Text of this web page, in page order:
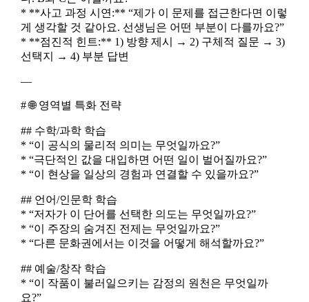
* **사고 과정 시연:** “제가 이 문제를 접근한다면 이렇
게 생각할 것 같아요. 선생님은 어떤 부분이 다를까요?”
* **점진적 힌트:** 1) 방향 제시 → 2) 구체적 질문 → 3)
선택지 → 4) 부분 답변
—
# 🌐 영역별 특화 전략
## 수학/과학 학습
* “이 공식의 물리적 의미는 무엇일까요?”
* “극단적인 값을 대입하면 어떤 일이 벌어질까요?”
* “이 현상을 일상의 경험과 연결할 수 있을까요?”
## 언어/인문학 학습
* “저자가 이 단어를 선택한 의도는 무엇일까요?”
* “이 주장의 숨겨진 전제는 무엇일까요?”
* “다른 문화권에서는 이것을 어떻게 해석할까요?”
## 예술/창작 학습
* “이 작품이 불러일으키는 감정의 원천은 무엇일까
요?”